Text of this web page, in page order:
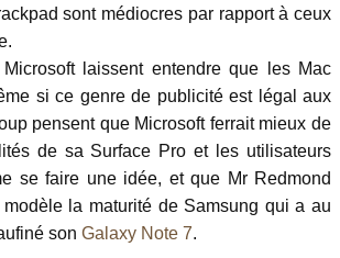
sont médiocres par rapport à ceux
laissent entendre que les Mac
si ce genre de publicité est légal aux
pensent que Microsoft ferrait mieux de
de sa Surface Pro et les utilisateurs
se faire une idée, et que Mr Redmond
la maturité de Samsung qui a au
son Galaxy Note 7.